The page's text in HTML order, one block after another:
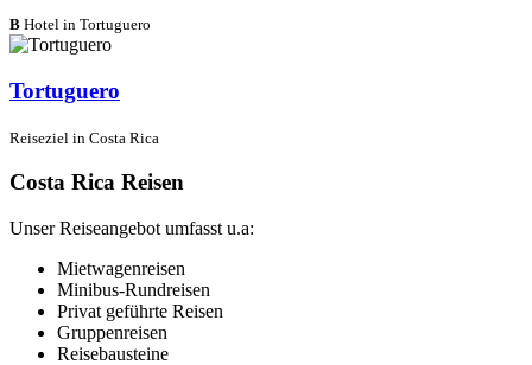
B Hotel in Tortuguero
Tortuguero
Reiseziel in Costa Rica
Costa Rica Reisen
Unser Reiseangebot umfasst u.a:
Mietwagenreisen
Minibus-Rundreisen
Privat geführte Reisen
Gruppenreisen
Reisebausteine